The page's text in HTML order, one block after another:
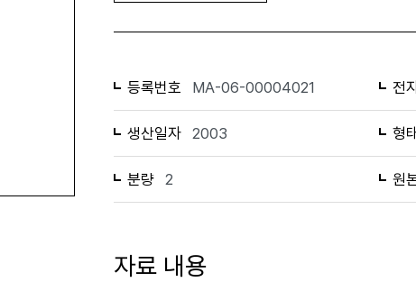
등록번호 MA-06-00004021 전
생산일자 2003 형태
분량 2 원
자료 내용